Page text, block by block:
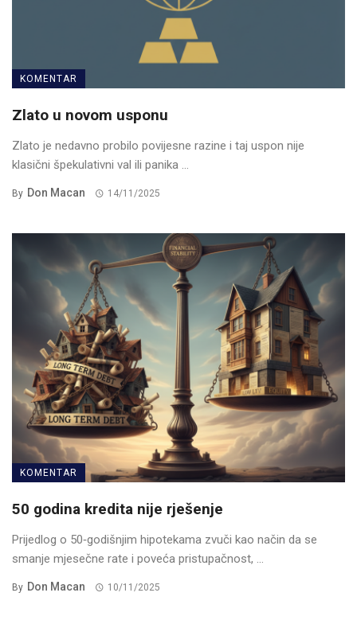
KOMENTAR
Zlato u novom usponu
Zlato je nedavno probilo povijesne razine i taj uspon nije
klasični špekulativni val ili panika ...
By Don Macan 14/11/2025
KOMENTAR
50 godina kredita nije rješenje
Prijedlog o 50‑godišnjim hipotekama zvuči kao način da se
smanje mjesečne rate i poveća pristupačnost, ...
By Don Macan 10/11/2025